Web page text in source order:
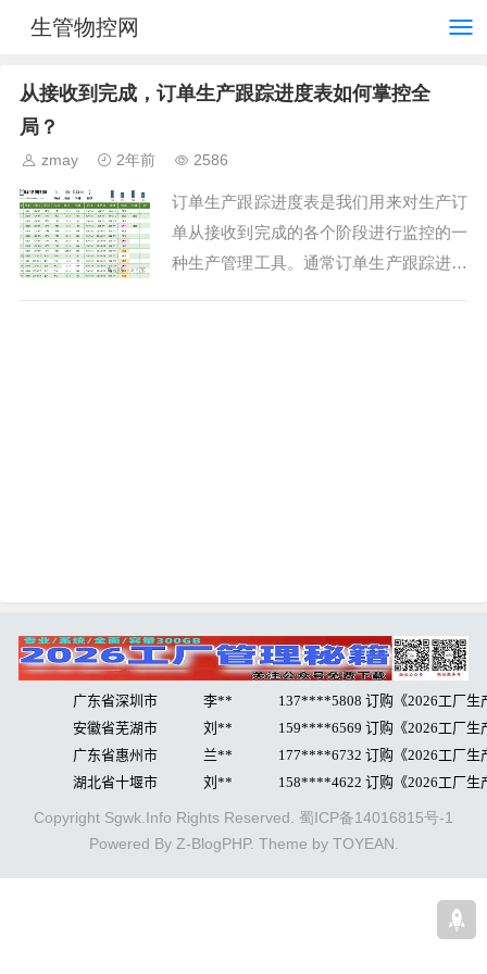
生管物控网
从接收到完成，订单生产跟踪进度表如何掌控全
局？
zmay 2年前 2586
订单生产跟踪进度表是我们用来对生产订
单从接收到完成的各个阶段进行监控的一
种生产管理工具。通常订单生产跟踪进度
Copyright Sgwk.Info Rights Reserved. 蜀ICP备14016815号-1
Powered By Z-BlogPHP. Theme by TOYEAN.